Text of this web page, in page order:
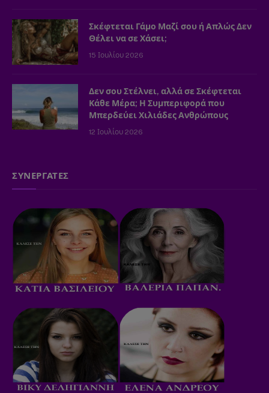
Σκέφτεται Γάμο Μαζί σου ή Απλώς Δεν
Θέλει να σε Χάσει;
15 Ιουλίου 2026
Δεν σου Στέλνει, αλλά σε Σκέφτεται
Κάθε Μέρα; Η Συμπεριφορά που
Μπερδεύει Χιλιάδες Ανθρώπους
12 Ιουλίου 2026
ΣΥΝΕΡΓΑΤΕΣ